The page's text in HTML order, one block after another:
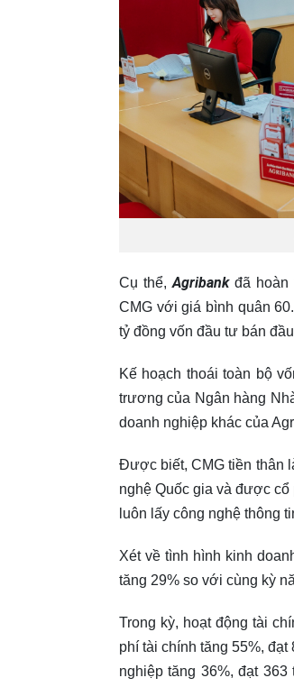
Cụ thể, Agribankđã hoàn
CMG với giá bình quân
tỷ đồng vốn đầu tư bán
Kế hoạch thoái toàn bộ
trương của Ngân hàng
doanh nghiệp khác của
Được biết, CMG tiền thân
nghệ Quốc gia và được
luôn lấy công nghệ thông
Xét về tình hình kinh
tăng 29% so với cùng kỳ
Trong kỳ, hoạt động tài
phí tài chính tăng 55%,
nghiệp tăng 36%, đạt